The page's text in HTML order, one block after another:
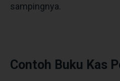
sampingnya.
Contoh Buku Kas